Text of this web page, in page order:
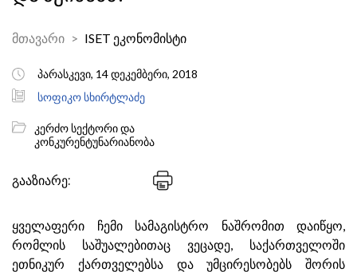
მთავარი ISET ეკონომისტი
პარასკევი, 14 დეკემბერი, 2018
სოფიკო სხირტლაძე
კერძო სექტორი და
კონკურენტუნარიანობა
გააზიარე:
ყველაფერი ჩემი სამაგისტრო ნაშრომით დაიწყო,
რომლის საშუალებითაც ვეცადე, საქართველოში
ეთნიკურ ქართველებსა და უმცირესობებს შორის